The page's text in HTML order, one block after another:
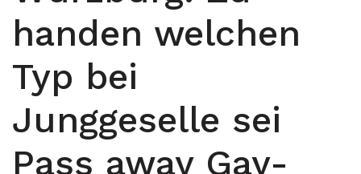
handen welchen
Typ bei
Junggeselle sei
Pass away Gay-